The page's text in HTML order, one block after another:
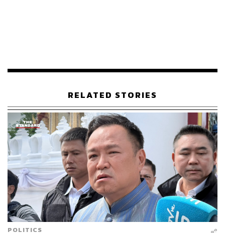
เป็นแฟนใครก็แล้วแต่ แต่ความจริงก็เห็นอยู่ เงินเฟ้อลด 0.8
เฟ้อประมาณ วันนี้ก็ยังไม่ลดดอกเบี้ย” เศรษฐากล่าว
เศรษฐากล่าวต่อว่า พวกเราก็เดือดร้อนพอสมควร ตนเองก็
เป็นคนในวงการอสังหาริมทรัพย์มาก่อน จะเรียกร้องให้หนัก
กว่านี้ก็มีความลำบากใจ จะหาว่าทำไปเพื่อตัวเองอีก แต่เรื่อง
ดอกเบี้ยเป็นเรื่องสำคัญที่กำหนดกำลังซื้อ หากดอกเบี้ยไม่ลด
กำลังซื้อก็ลด เพราะกำลังซื้อเป็นเรื่องสำคัญ การเข้าถึงที่อยู่
อาศัยถือเป็นการออมอย่างหนึ่ง อย่าให้ใครมาเบียดเบียน
ตัวเลขกระทรวงการคลัง ยืนยันว่าไม่มีเรื่องของการเก็งกำไร
เรื่องบางเรื่องเห็นอสังหาเป็นผู้ร้ายตลอดเวลา เวลามีวิกฤต
อะไรเรื่องการกระตุ้นเศรษฐกิจก็เป็นเรื่องสำคัญ วันนี้อย่าพูด
RELATED STORIES
POLITICS